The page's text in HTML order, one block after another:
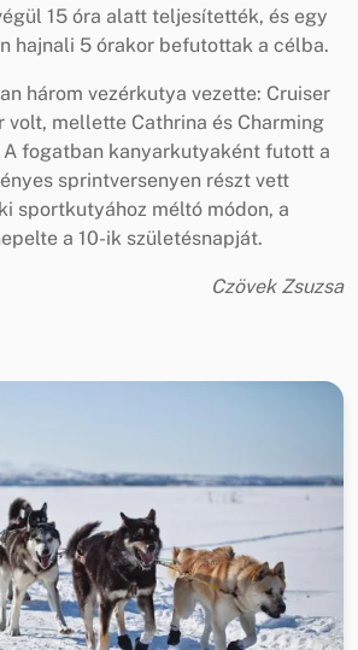
15 óra alatt teljesítették, és egy
hajnali 5 órakor befutottak a célba.
három vezérkutya vezette: Cruiser
volt, mellette Cathrina és Charming
fogatban kanyarkutyaként futott a
sprintversenyen részt vett
sportkutyához méltó módon, a
a 10-ik születésnapját.
Czövek Zsuzsa